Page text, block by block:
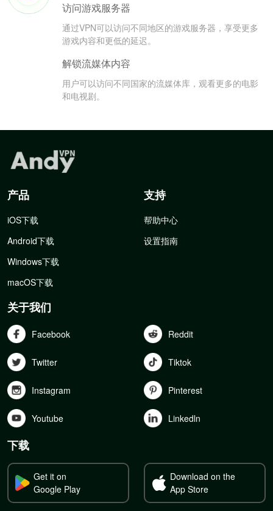
访问游戏服务器
通过VPN可以访问不同地区的游戏服务器，享受更多
游戏内容和更低的延迟。
解锁流媒体内容
用户可以访问不同国家的流媒体库，观看更多的电影
和电视剧。
产品
iOS下载
Android下载
Windows下载
macOS下载
支持
帮助中心
设置指南
关于我们
Facebook Reddit
Twitter Tiktok
Instagram Pinterest
Youtube Linkedln
下载
Get it on
Google Play
Download on the
App Store